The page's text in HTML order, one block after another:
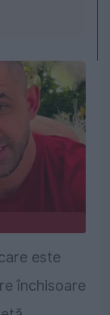
este
închisoare